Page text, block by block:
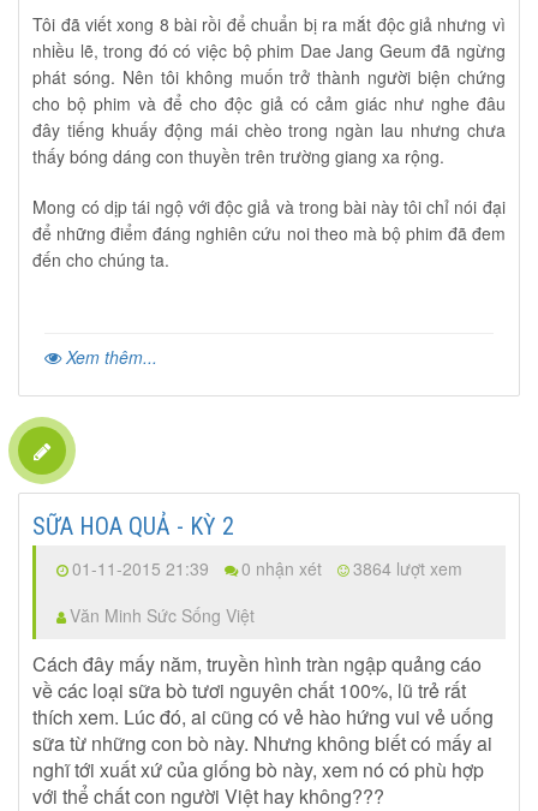
Tôi đã viết xong 8 bài rồi để chuẩn bị ra mắt độc giả nhưng vì
nhiều lẽ, trong đó có việc bộ phim Dae Jang Geum đã ngừng
phát sóng. Nên tôi không muốn trở thành người biện chứng
cho bộ phim và để cho độc giả có cảm giác như nghe đâu
đây tiếng khuấy động mái chèo trong ngàn lau nhưng chưa
thấy bóng dáng con thuyền trên trường giang xa rộng.
Mong có dịp tái ngộ với độc giả và trong bài này tôi chỉ nói đại
để những điểm đáng nghiên cứu noi theo mà bộ phim đã đem
đến cho chúng ta.
Xem thêm...
SỮA HOA QUẢ - KỲ 2
01-11-2015 21:39 0 nhận xét
3864 lượt xem
Văn Minh Sức Sống Việt
Cách đây mấy năm, truyền hình tràn ngập quảng cáo
về các loại sữa bò tươi nguyên chất 100%, lũ trẻ rất
thích xem. Lúc đó, ai cũng có vẻ hào hứng vui vẻ uống
sữa từ những con bò này. Nhưng không biết có mấy ai
nghĩ tới xuất xứ của giống bò này, xem nó có phù hợp
với thể chất con người Việt hay không???